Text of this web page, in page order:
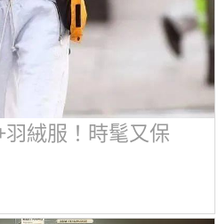
絨服！時髦又保